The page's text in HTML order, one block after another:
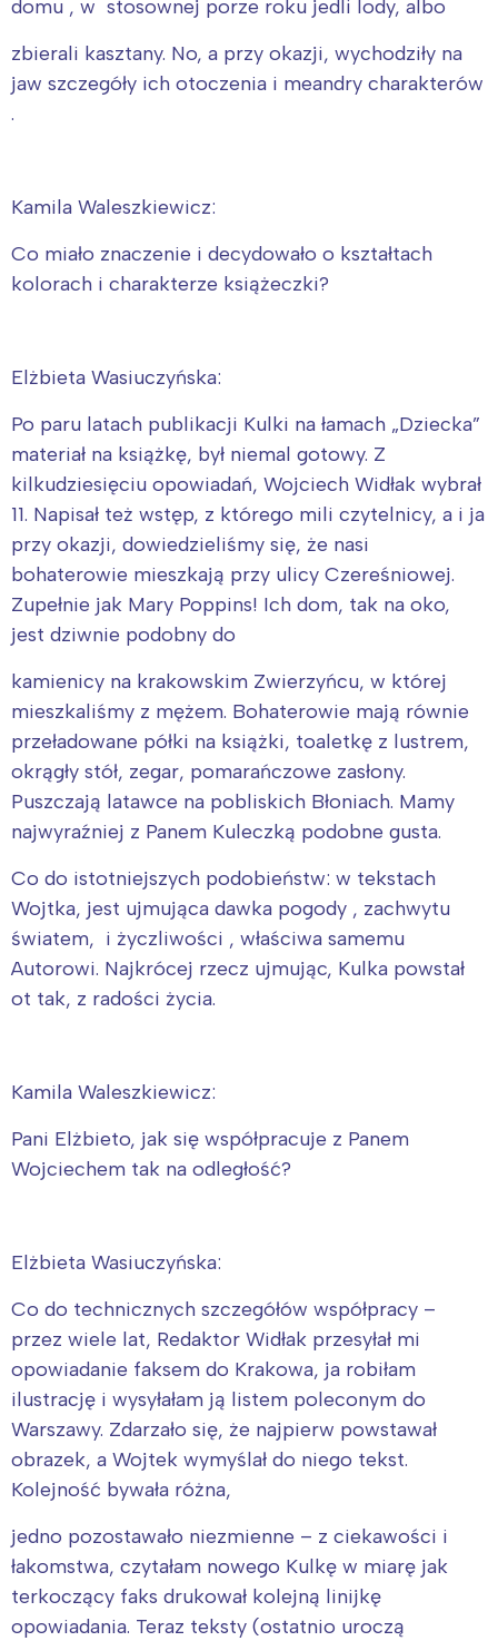
domu , w stosownej porze roku jedli lody, albo
zbierali kasztany. No, a przy okazji, wychodziły na
jaw szczegóły ich otoczenia i meandry charakterów
.
Kamila Waleszkiewicz:
Co miało znaczenie i decydowało o kształtach
kolorach i charakterze książeczki?
Elżbieta Wasiuczyńska:
Po paru latach publikacji Kulki na łamach „Dziecka”
materiał na książkę, był niemal gotowy. Z
kilkudziesięciu opowiadań, Wojciech Widłak wybrał
11. Napisał też wstęp, z którego mili czytelnicy, a i ja
przy okazji, dowiedzieliśmy się, że nasi
bohaterowie mieszkają przy ulicy Czereśniowej.
Zupełnie jak Mary Poppins! Ich dom, tak na oko,
jest dziwnie podobny do
kamienicy na krakowskim Zwierzyńcu, w której
mieszkaliśmy z mężem. Bohaterowie mają równie
przeładowane półki na książki, toaletkę z lustrem,
okrągły stół, zegar, pomarańczowe zasłony.
Puszczają latawce na pobliskich Błoniach. Mamy
najwyraźniej z Panem Kuleczką podobne gusta.
Co do istotniejszych podobieństw: w tekstach
Wojtka, jest ujmująca dawka pogody , zachwytu
światem, i życzliwości , właściwa samemu
Autorowi. Najkrócej rzecz ujmując, Kulka powstał
ot tak, z radości życia.
Kamila Waleszkiewicz:
Pani Elżbieto, jak się współpracuje z Panem
Wojciechem tak na odległość?
Elżbieta Wasiuczyńska:
Co do technicznych szczegółów współpracy –
przez wiele lat, Redaktor Widłak przesyłał mi
opowiadanie faksem do Krakowa, ja robiłam
ilustrację i wysyłałam ją listem poleconym do
Warszawy. Zdarzało się, że najpierw powstawał
obrazek, a Wojtek wymyślał do niego tekst.
Kolejność bywała różna,
jedno pozostawało niezmienne – z ciekawości i
łakomstwa, czytałam nowego Kulkę w miarę jak
terkoczący faks drukował kolejną linijkę
opowiadania. Teraz teksty (ostatnio uroczą